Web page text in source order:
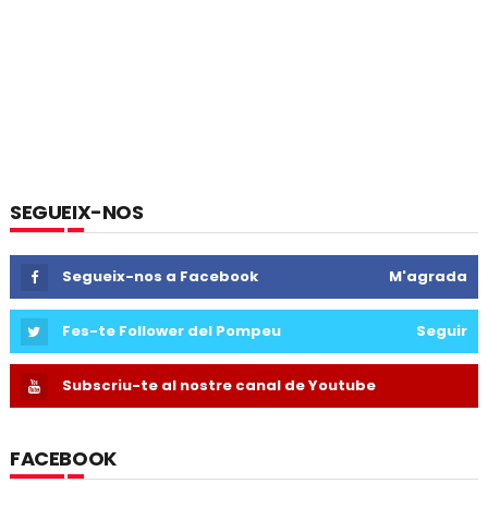
SEGUEIX-NOS
Segueix-nos a Facebook M'agrada
Fes-te Follower del Pompeu Seguir
Subscriu-te al nostre canal de Youtube
FACEBOOK